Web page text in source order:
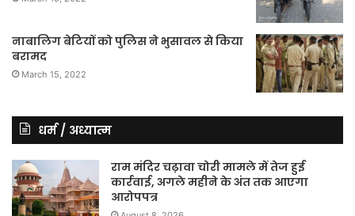
नाबालिग बेटियों को पुलिस ने भुसावल से किया
बरामद
March 15, 2022
धर्म / अध्यात्म
राम मंदिर चढ़ावा चोरी मामले में तेज हुई
कार्रवाई, अगले महीने के अंत तक आएगा
आरोपपत्र